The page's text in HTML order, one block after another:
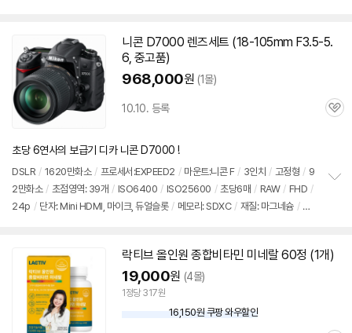
mg / 망간: 0.6mg 철분: 1.5mg / 인: 105mg / 칼륨: 170mg
니콘 D7000 렌즈세트 (18-105mm F3.5-5.
6, 중고품)
968,000원 (1몰)
10.10. 등록
관
초당 6연사의 보급기 디카 니콘 D7000 !
DSLR / 1620만화소 / 프로세서:EXPEED2 / 마운트:니콘 F / 3인치 / 고정형 / 9
2만화소 / 초점영역: 39개 / ISO6400 / ISO25600 / 초당6매 / RAW / FHD /
24p / 단자: Mini HDMI, 마이크, 듀얼슬롯 / 메모리: SDXC / 재질: 마그네슘 / 무
락티브 올인원 종합비타민 미네랄 60정 (1개)
19,000원 (4몰)
1정당 317원
16,150원 쿠팡 와우할인